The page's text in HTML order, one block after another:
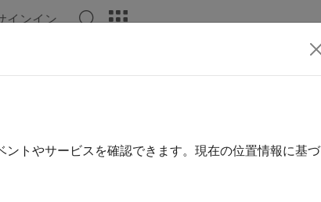
インイン
トやサービスを確認できます。現在の位置情報に基づ